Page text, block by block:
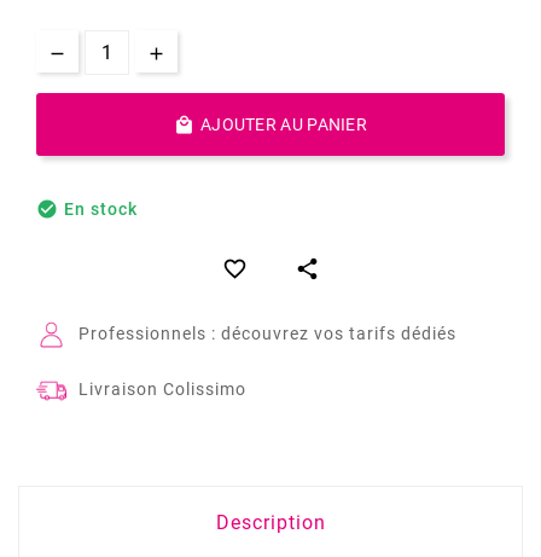
 AJOUTER AU PANIER
 En stock
 
Professionnels : découvrez vos tarifs dédiés
Livraison Colissimo
Description